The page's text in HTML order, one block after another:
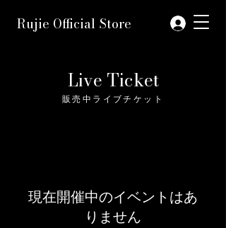
Rujie Official Store
Live Ticket
販売中ライブチケット
現在開催中のイベントはあ
りません